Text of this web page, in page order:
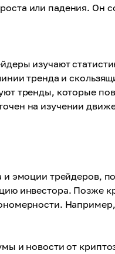
или падения. Он
изучают
тренда и
тренды, которые
на изучении
и эмоции трейдеров,
инвестора. Позже
и новости от